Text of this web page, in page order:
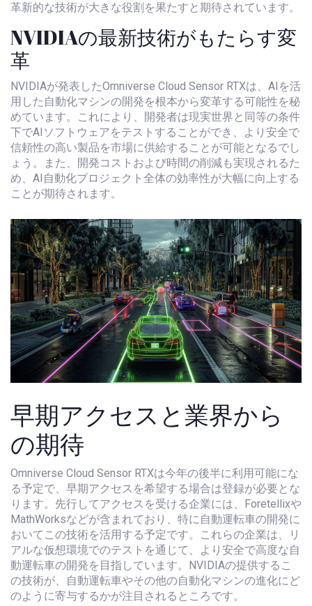
革新的な技術が大きな役割を果たすと期待されています。
NVIDIAの最新技術がもたらす変
革
NVIDIAが発表したOmniverse Cloud Sensor RTXは、AIを活
用した自動化マシンの開発を根本から変革する可能性を秘
めています。これにより、開発者は現実世界と同等の条件
下でAIソフトウェアをテストすることができ、より安全で
信頼性の高い製品を市場に供給することが可能となるでし
ょう。また、開発コストおよび時間の削減も実現されるた
め、AI自動化プロジェクト全体の効率性が大幅に向上する
ことが期待されます。
早期アクセスと業界から
の期待
Omniverse Cloud Sensor RTXは今年の後半に利用可能にな
る予定で、早期アクセスを希望する場合は登録が必要とな
ります。先行してアクセスを受ける企業には、Foretellixや
MathWorksなどが含まれており、特に自動運転車の開発に
おいてこの技術を活用する予定です。これらの企業は、リ
アルな仮想環境でのテストを通じて、より安全で高度な自
動運転車の開発を目指しています。NVIDIAの提供するこ
の技術が、自動運転車やその他の自動化マシンの進化にど
のように寄与するかが注目されるところです。